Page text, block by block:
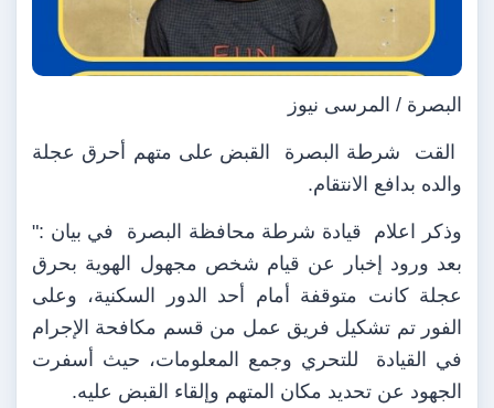
البصرة / المرسى نيوز
القت شرطة البصرة
القبض على متهم أحرق عجلة
والده بدافع الانتقام.
وذكر اعلام قيادة شرطة محافظة البصرة
في بيان :"
بعد ورود إخبار عن قيام شخص مجهول الهوية بحرق
عجلة كانت متوقفة أمام أحد الدور السكنية، وعلى
الفور تم تشكيل فريق عمل من قسم مكافحة الإجرام
في القيادة
للتحري وجمع المعلومات، حيث أسفرت
الجهود عن تحديد مكان المتهم وإلقاء القبض عليه.